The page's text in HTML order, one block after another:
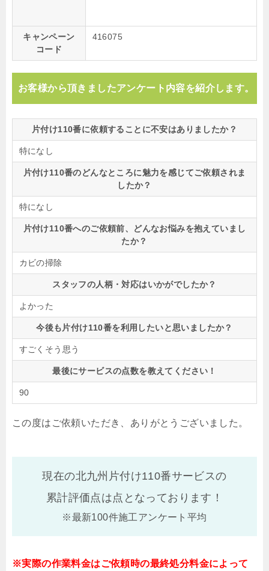
キャンペーン
コード
416075
お客様から頂きましたアンケート内容を紹介します。
片付け110番に依頼することに不安はありましたか？
特になし
片付け110番のどんなところに魅力を感じてご依頼されま
したか？
特になし
片付け110番へのご依頼前、どんなお悩みを抱えていまし
たか？
カビの掃除
スタッフの人柄・対応はいかがでしたか？
よかった
今後も片付け110番を利用したいと思いましたか？
すごくそう思う
最後にサービスの点数を教えてください！
90
この度はご依頼いただき、ありがとうございました。
現在の北九州片付け110番サービスの
累計評価点は点となっております！
※最新100件施工アンケート平均
※実際の作業料金はご依頼時の最終処分料金によって